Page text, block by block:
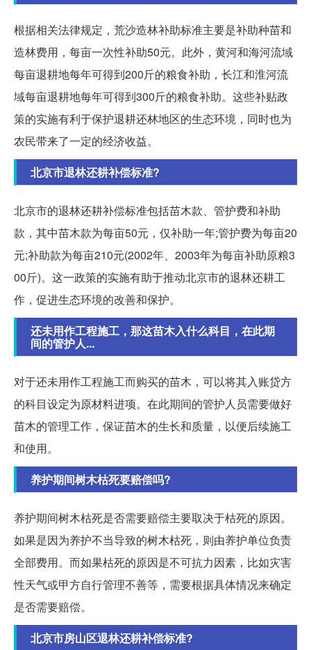
根据相关法律规定，荒沙造林补助标准主要是补助种苗和
造林费用，每亩一次性补助50元。此外，黄河和海河流域
每亩退耕地每年可得到200斤的粮食补助，长江和淮河流
域每亩退耕地每年可得到300斤的粮食补助。这些补贴政
策的实施有利于保护退耕还林地区的生态环境，同时也为
农民带来了一定的经济收益。
北京市退林还耕补偿标准?
北京市的退林还耕补偿标准包括苗木款、管护费和补助
款，其中苗木款为每亩50元，仅补助一年;管护费为每亩20
元;补助款为每亩210元(2002年、2003年为每亩补助原粮3
00斤)。这一政策的实施有助于推动北京市的退林还耕工
作，促进生态环境的改善和保护。
还未用作工程施工，那这苗木入什么科目，在此期
间的管护人...
对于还未用作工程施工而购买的苗木，可以将其入账贷方
的科目设定为原材料进项。在此期间的管护人员需要做好
苗木的管理工作，保证苗木的生长和质量，以便后续施工
和使用。
养护期间树木枯死要赔偿吗?
养护期间树木枯死是否需要赔偿主要取决于枯死的原因。
如果是因为养护不当导致的树木枯死，则由养护单位负责
全部费用。而如果枯死的原因是不可抗力因素，比如灾害
性天气或甲方自行管理不善等，需要根据具体情况来确定
是否需要赔偿。
北京市房山区退林还耕补偿标准?